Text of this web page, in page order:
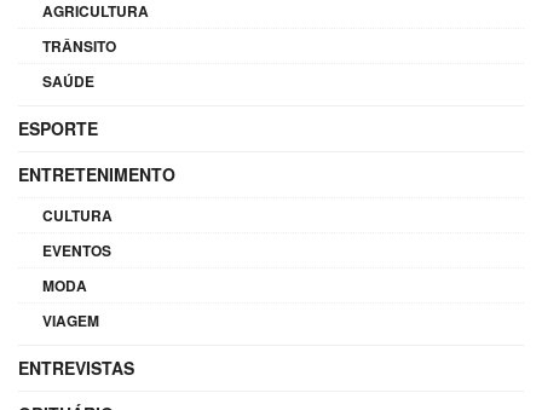
AGRICULTURA
TRÂNSITO
SAÚDE
ESPORTE
ENTRETENIMENTO
CULTURA
EVENTOS
MODA
VIAGEM
ENTREVISTAS